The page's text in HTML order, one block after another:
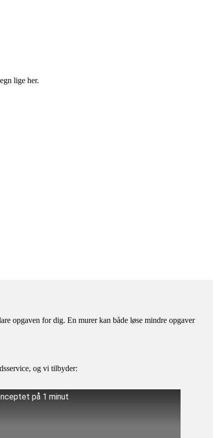
lige her.
opgaven for dig. En murer kan både løse mindre opgaver
og vi tilbyder:
på 1 minut